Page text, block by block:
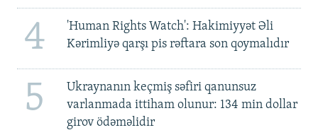
4
'Human Rights Watch': Hakimiyyət Əli
Kərimliyə qarşı pis rəftara son qoymalıdır
5
Ukraynanın keçmiş səfiri qanunsuz
varlanmada ittiham olunur: 134 min dollar
girov ödəməlidir